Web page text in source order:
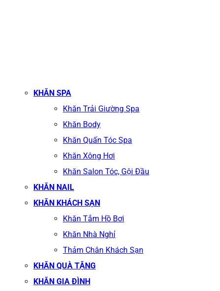
KHĂN SPA
Khăn Trải Giường Spa
Khăn Body
Khăn Quấn Tóc Spa
Khăn Xông Hơi
Khăn Salon Tóc, Gội Đầu
KHĂN NAIL
KHĂN KHÁCH SẠN
Khăn Tắm Hồ Bơi
Khăn Nhà Nghỉ
Thảm Chân Khách Sạn
KHĂN QUÀ TẶNG
KHĂN GIA ĐÌNH